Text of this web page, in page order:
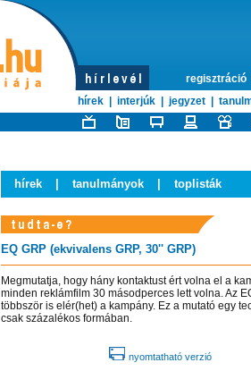
regisztráció
hírek
interjúk jegyzet
hírek tanulmányok toplisták
EQ GRP (ekvivalens GRP, 30'' GRP)
Megmutatja, hogy hány kontaktust ért volna el a
minden reklámfilm 30 másodperces lett volna. Az
többször is elér(het) a kampány. Ez a mutató egy
csak százalékos formában.
nyomtatható verzió